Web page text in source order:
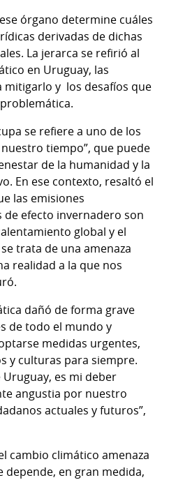
órgano determine cuáles
derivadas de dichas
La jerarca se refirió al
en Uruguay, las
mitigarlo y los desafíos que
se refiere a uno de los
tiempo”, que puede
de la humanidad y la
En ese contexto, resaltó el
las emisiones
de efecto invernadero son
global y el
trata de una amenaza
realidad a la que nos
dañó de forma grave
de todo el mundo y
medidas urgentes,
y culturas para siempre.
es mi deber
angustia por nuestro
actuales y futuros”,
cambio climático amenaza
depende, en gran medida,